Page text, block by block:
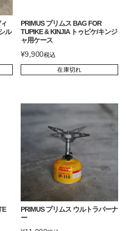
ル
PRIMUS プリムス BAG FOR
TUPIKE & KINJIA トゥピケ/キンジ
ャ用ケース
¥9,900税込
在庫切れ
PRIMUS プリムス ウルトラバーナ
ー